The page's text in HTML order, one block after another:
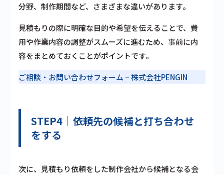
分野、制作期間など、さまざまな違いがあります。
見積もりの際に明確な目的や希望を伝えることで、費
用や作業内容の調整がスムーズに進むため、事前に内
容をまとめておくことがポイントです。
ご相談・お問い合わせフォーム – 株式会社PENGIN
STEP4｜依頼先の候補と打ち合わせ
をする
次に、見積もり依頼をした制作会社から候補となる会